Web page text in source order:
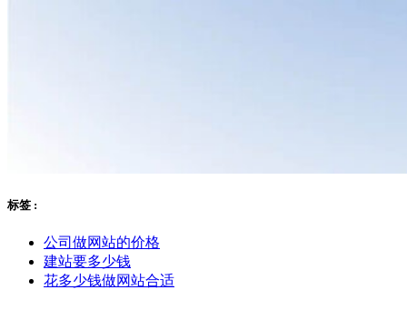
标签 :
公司做网站的价格
建站要多少钱
花多少钱做网站合适